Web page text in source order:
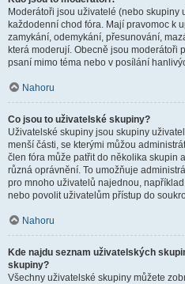
Moderátoři jsou uživatelé (nebo skupiny
každodenní chod fóra. Mají pravomoc k
zamykání, odemykání, přesunování,
která moderují. Obecně jsou moderátoři
psaní mimo téma nebo v posílání
Nahoru
Co jsou to uživatelské skupiny?
Uživatelské skupiny jsou skupiny
menší části, se kterými můžou
člen fóra může patřit do několika skupin
různá oprávnění. To umožňuje
pro mnoho uživatelů najednou,
nebo povolit uživatelům přístup do
Nahoru
Kde najdu seznam uživatelských
skupiny?
Všechny uživatelské skupiny můžete